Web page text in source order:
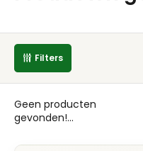
Filters
Geen producten
gevonden!...